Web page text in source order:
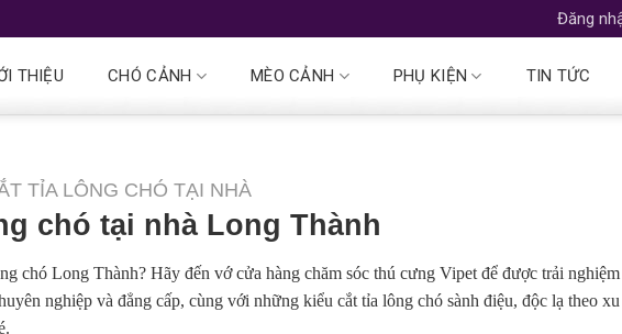
Đăng
THIỆU CHÓ CẢNH MÈO CẢNH PHỤ KIỆN TIN TỨC
TỈA LÔNG CHÓ TẠI NHÀ
chó tại nhà Long Thành
chó Long Thành? Hãy đến vớ cửa hàng chăm sóc thú cưng Vipet để được trải nghiệm
nghiệp và đẳng cấp, cùng với những kiểu cắt tỉa lông chó sành điệu, độc lạ theo xu